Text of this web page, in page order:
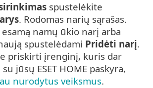
spustelėkite
. Rodomas narių sąrašas.
namų ūkio narį arba
spustelėdami Pridėti narį.
priskirti įrenginį, kuris dar
jūsų ESET HOME paskyra,
nurodytus veiksmus.